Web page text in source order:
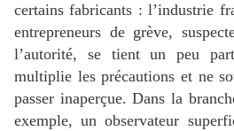
certains fabricants : l’industrie
entrepreneurs de grève,
l’autorité, se tient un peu
multiplie les précautions et ne
passer inaperçue. Dans la
exemple, un observateur